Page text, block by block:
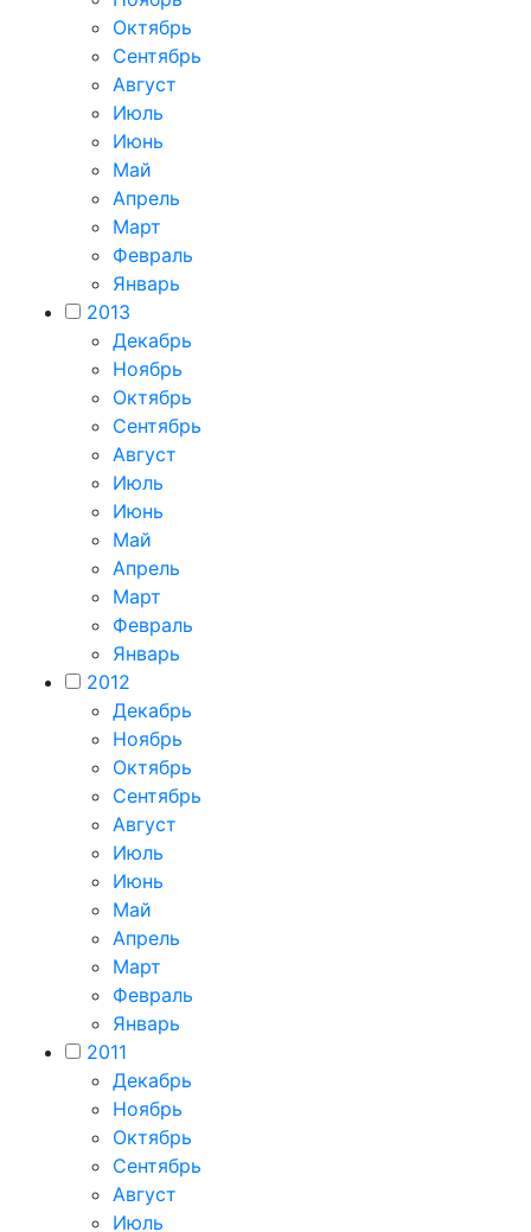
Октябрь
Сентябрь
Август
Июль
Июнь
Май
Апрель
Март
Февраль
Январь
2013
Декабрь
Ноябрь
Октябрь
Сентябрь
Август
Июль
Июнь
Май
Апрель
Март
Февраль
Январь
2012
Декабрь
Ноябрь
Октябрь
Сентябрь
Август
Июль
Июнь
Май
Апрель
Март
Февраль
Январь
2011
Декабрь
Ноябрь
Октябрь
Сентябрь
Август
Июль